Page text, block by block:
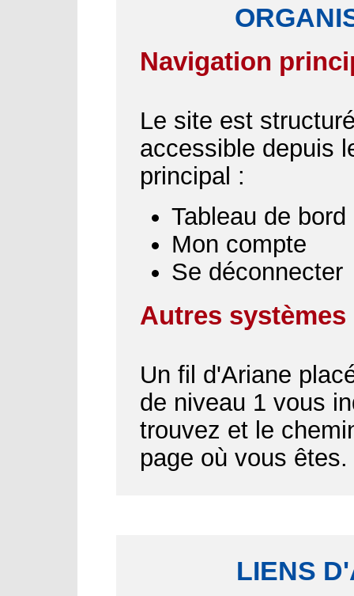
Navigation
Le site est
accessible depuis
principal :
Tableau de bord
Mon compte
Se déconnecter
Autres
Un fil d'Ariane
de niveau 1 vous
trouvez et le
page où vous êtes.
LIENS